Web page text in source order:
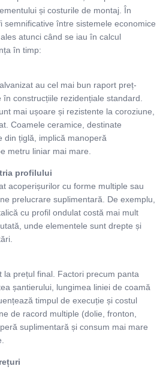
și costurile de montaj. În
semnificative între sistemele economice
atunci când se iau în calcul
în timp:
au cel mai bun raport preț-
construcțiile rezidențiale standard.
mai ușoare și rezistente la coroziune,
Coamele ceramice, destinate
din țiglă, implică manoperă
metru liniar mai mare.
profilului
acoperișurilor cu forme multiple sau
prelucrare suplimentară. De exemplu,
cu profil ondulat costă mai mult
unde elementele sunt drepte și
la prețul final. Factori precum panta
șantierului, lungimea liniei de coamă
timpul de execuție și costul
de racord multiple (dolie, fronton,
suplimentară și consum mai mare